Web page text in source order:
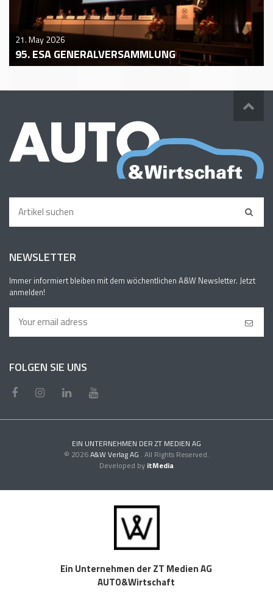
21. May 2026
95. ESA GENERALVERSAMMLUNG
NEWSLETTER
Immer informiert bleiben mit dem wöchentlichen A&W Newsletter. Jetzt
anmelden!
FOLGEN SIE UNS
EIN UNTERNEHMEN DER ZT MEDIEN AG
© 2026A&W Verlag AG . All Rights Reserved.
Developed by itMedia
Ein Unternehmen der ZT Medien AG
AUTO&Wirtschaft